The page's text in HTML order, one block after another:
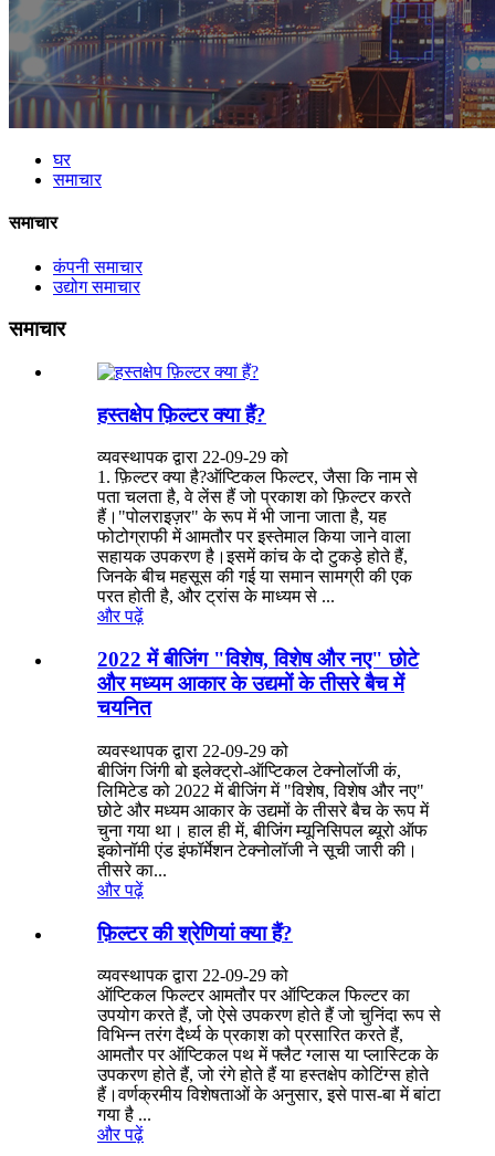
घर
समाचार
समाचार
कंपनी समाचार
उद्योग समाचार
समाचार
हस्तक्षेप फ़िल्टर क्या हैं?
व्यवस्थापक द्वारा 22-09-29 को
1. फ़िल्टर क्या है?ऑप्टिकल फिल्टर, जैसा कि नाम से
पता चलता है, वे लेंस हैं जो प्रकाश को फ़िल्टर करते
हैं।"पोलराइज़र" के रूप में भी जाना जाता है, यह
फोटोग्राफी में आमतौर पर इस्तेमाल किया जाने वाला
सहायक उपकरण है।इसमें कांच के दो टुकड़े होते हैं,
जिनके बीच महसूस की गई या समान सामग्री की एक
परत होती है, और ट्रांस के माध्यम से ...
और पढ़ें
2022 में बीजिंग "विशेष, विशेष और नए" छोटे
और मध्यम आकार के उद्यमों के तीसरे बैच में
चयनित
व्यवस्थापक द्वारा 22-09-29 को
बीजिंग जिंगी बो इलेक्ट्रो-ऑप्टिकल टेक्नोलॉजी कं,
लिमिटेड को 2022 में बीजिंग में "विशेष, विशेष और नए"
छोटे और मध्यम आकार के उद्यमों के तीसरे बैच के रूप में
चुना गया था। हाल ही में, बीजिंग म्यूनिसिपल ब्यूरो ऑफ
इकोनॉमी एंड इंफॉर्मेशन टेक्नोलॉजी ने सूची जारी की।
तीसरे का...
और पढ़ें
फ़िल्टर की श्रेणियां क्या हैं?
व्यवस्थापक द्वारा 22-09-29 को
ऑप्टिकल फिल्टर आमतौर पर ऑप्टिकल फिल्टर का
उपयोग करते हैं, जो ऐसे उपकरण होते हैं जो चुनिंदा रूप से
विभिन्न तरंग दैर्ध्य के प्रकाश को प्रसारित करते हैं,
आमतौर पर ऑप्टिकल पथ में फ्लैट ग्लास या प्लास्टिक के
उपकरण होते हैं, जो रंगे होते हैं या हस्तक्षेप कोटिंग्स होते
हैं।वर्णक्रमीय विशेषताओं के अनुसार, इसे पास-बा में बांटा
गया है ...
और पढ़ें